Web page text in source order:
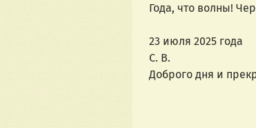
Года, что волны!
23 июля 2025 года
С. В.
Доброго дня и